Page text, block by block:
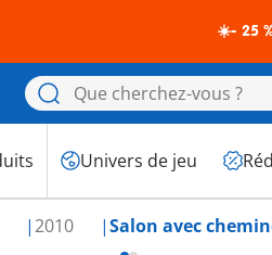
☀️- 25
Univers de jeu
2010 Salon avec